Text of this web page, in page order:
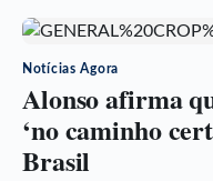
Notícias Agora
Alonso afirma
‘no caminho
Brasil